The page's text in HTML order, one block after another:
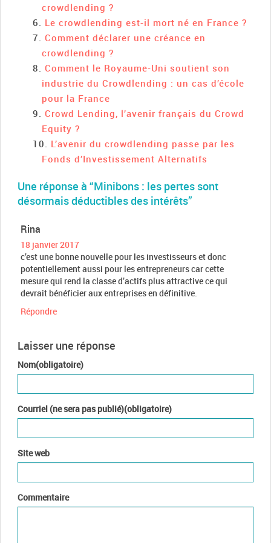
crowdlending ?
Le crowdlending est-il mort né en France ?
Comment déclarer une créance en
crowdlending ?
Comment le Royaume-Uni soutient son
industrie du Crowdlending : un cas d’école
pour la France
Crowd Lending, l’avenir français du Crowd
Equity ?
L’avenir du crowdlending passe par les
Fonds d’Investissement Alternatifs
Une réponse à “Minibons : les pertes sont
désormais déductibles des intérêts”
Rina
18 janvier 2017
c’est une bonne nouvelle pour les investisseurs et donc
potentiellement aussi pour les entrepreneurs car cette
mesure qui rend la classe d’actifs plus attractive ce qui
devrait bénéficier aux entreprises en définitive.
Répondre
Laisser une réponse
Nom(obligatoire)
Courriel (ne sera pas publié)(obligatoire)
Site web
Commentaire